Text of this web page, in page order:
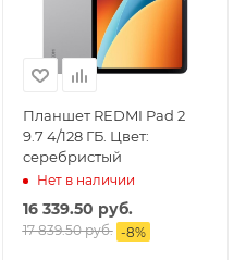
Планшет REDMI Pad 2
9.7 4/128 ГБ. Цвет:
серебристый
Нет в наличии
16 339.50 руб.
17 839.50руб. -8%